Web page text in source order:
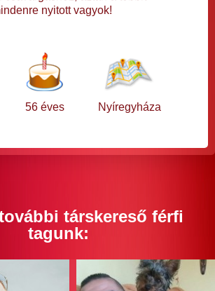
nyitott vagyok!
56 éves Nyíregyháza
társkereső férfi
tagunk: